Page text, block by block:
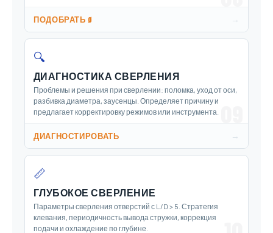
ПОДОБРАТЬ Ø →
🔍
ДИАГНОСТИКА СВЕРЛЕНИЯ
Проблемы и решения при сверлении: поломка, уход от оси,
разбивка диаметра, заусенцы. Определяет причину и
предлагает корректировку режимов или инструмента.
ДИАГНОСТИРОВАТЬ →
📏
ГЛУБОКОЕ СВЕРЛЕНИЕ
Параметры сверления отверстий с L/D > 5. Стратегия
клевания, периодичность вывода стружки, коррекция
подачи и охлаждение по глубине.